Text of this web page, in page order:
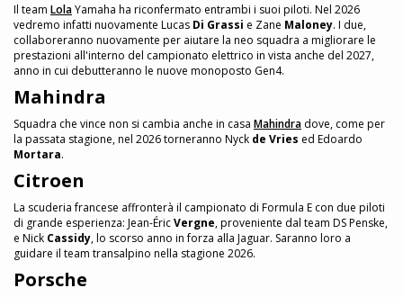
Il team LolaYamaha ha riconfermato entrambi i suoi piloti. Nel 2026
vedremo infatti nuovamente Lucas Di Grassi e Zane Maloney. I due,
collaboreranno nuovamente per aiutare la neo squadra a migliorare le
prestazioni all'interno del campionato elettrico in vista anche del 2027,
anno in cui debutteranno le nuove monoposto Gen4.
Mahindra
Squadra che vince non si cambia anche in casa Mahindra dove, come per
la passata stagione, nel 2026 torneranno Nyck de Vries ed Edoardo
Mortara.
Citroen
La scuderia francese affronterà il campionato di Formula E con due piloti
di grande esperienza: Jean-ÉricVergne, proveniente dal team DS Penske,
e Nick Cassidy, lo scorso anno in forza alla Jaguar. Saranno loro a
guidare il team transalpino nella stagione 2026.
Porsche